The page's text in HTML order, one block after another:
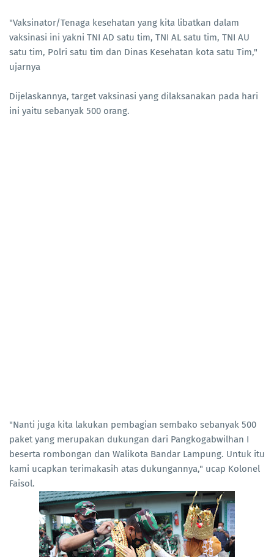
"Vaksinator/Tenaga kesehatan yang kita libatkan dalam
vaksinasi ini yakni TNI AD satu tim, TNI AL satu tim, TNI AU
satu tim, Polri satu tim dan Dinas Kesehatan kota satu Tim,"
ujarnya
Dijelaskannya, target vaksinasi yang dilaksanakan pada hari
ini yaitu sebanyak 500 orang.
"Nanti juga kita lakukan pembagian sembako sebanyak 500
paket yang merupakan dukungan dari Pangkogabwilhan I
beserta rombongan dan Walikota Bandar Lampung. Untuk itu
kami ucapkan terimakasih atas dukungannya," ucap Kolonel
Faisol.